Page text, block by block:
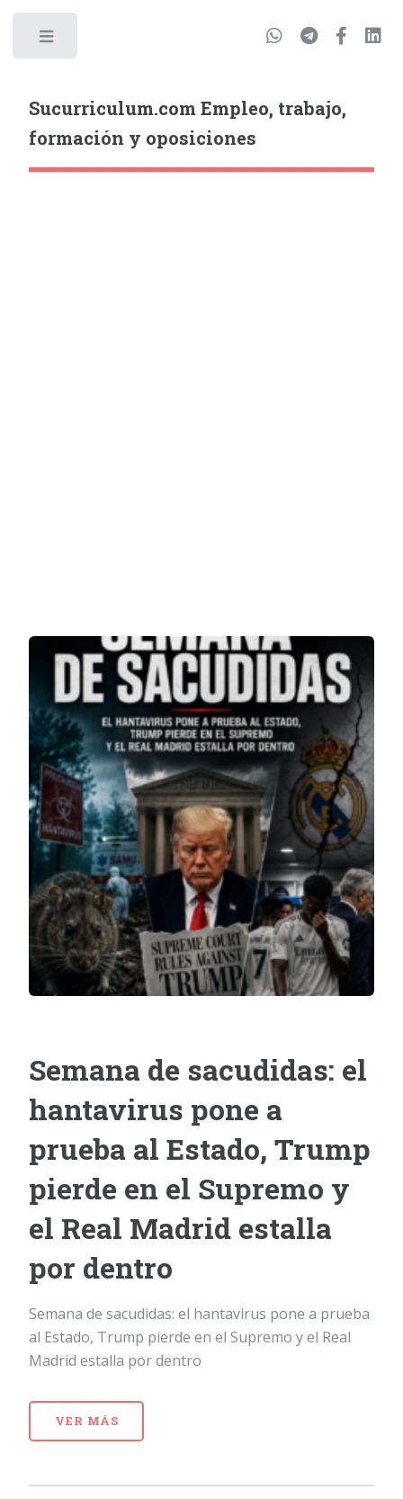
Sucurriculum.com Empleo, trabajo,
formación y oposiciones
Semana de sacudidas: el
hantavirus pone a
prueba al Estado, Trump
pierde en el Supremo y
el Real Madrid estalla
por dentro
Semana de sacudidas: el hantavirus pone a prueba
al Estado, Trump pierde en el Supremo y el Real
Madrid estalla por dentro
VER MÁS